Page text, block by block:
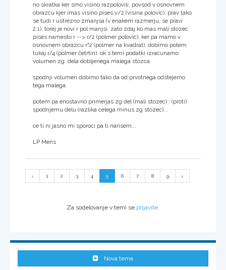
no skratka ker smo visino razpolovili, povsod v osnovnem
obrazcu kjer imas visino pises v/2 (visina polovic), prav tako
se tudi r ustrezno zmanjsa (v enakem razmerju, se pravi
2:1), torej je novi r pol manjsi. zato zdaj ko mas mali stozec
pises namesto r --> r/2 (polmer polovic), ker pa mamo v
osnovnem obrazcu r"2 (polmer na kvadrat), dobimo potem
tukaj r/4 (polmer četrtin). ok s temi podatki izracunamo
volumen zg. dela dobljenega malega stozca.
spodnji volumen dobimo tako da od prvotnega odstejemo
tega malega.
potem pa enostavno primerjas zg del (mali stozec) : (proti)
spodnjemu delu (razlika celega minus zg stozec)...
ce ti ni jasno mi sporoci pa ti narisem...
LP Mens
1 2 3 4 5 6 7 8 9
Za sodelovanje v temi se prijavite
Nova tema